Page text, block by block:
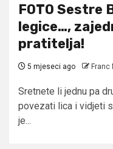
FOTO Sestre
legice…,
pratitelja!
5 mjeseci ago Franc
Sretnete li jednu pa
povezati lica i vidjeti
je...